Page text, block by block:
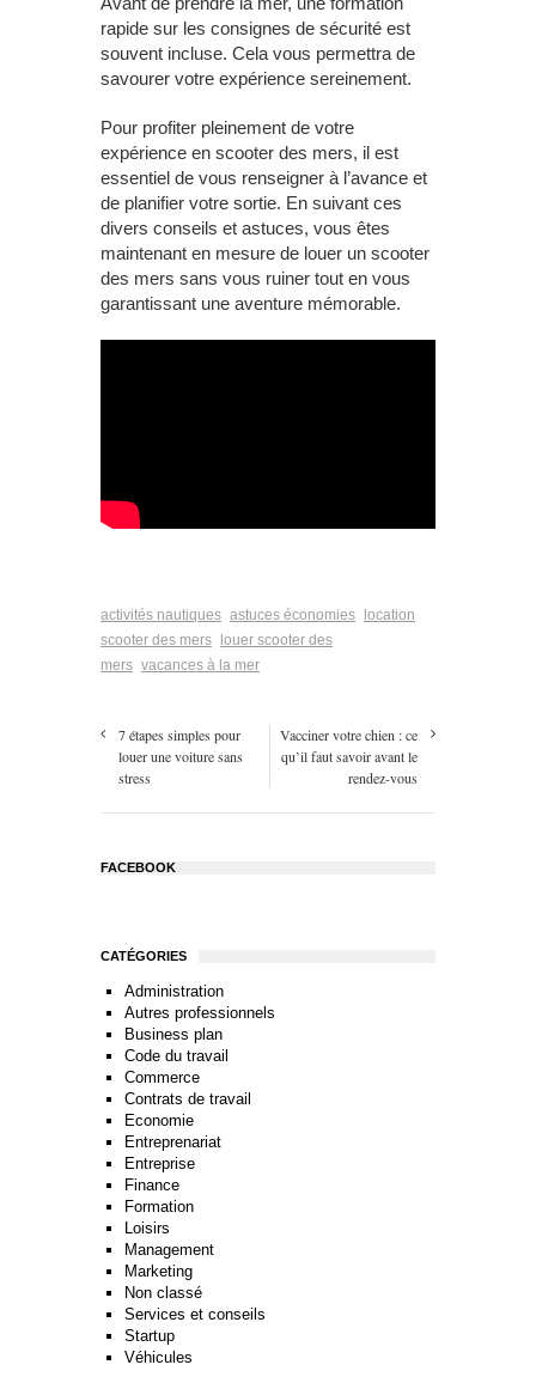
rapide sur les consignes de sécurité est
souvent incluse. Cela vous permettra de
savourer votre expérience sereinement.
Pour profiter pleinement de votre
expérience en scooter des mers, il est
essentiel de vous renseigner à l’avance et
de planifier votre sortie. En suivant ces
divers conseils et astuces, vous êtes
maintenant en mesure de louer un scooter
des mers sans vous ruiner tout en vous
garantissant une aventure mémorable.
activités nautiques astuces économies
location
scooter des mers
louer scooter des
mers vacances à la mer
7 étapes simples pour
louer une voiture sans
stress
Vacciner votre chien : ce
qu’il faut savoir avant le
rendez-vous
FACEBOOK
CATÉGORIES
Administration
Autres professionnels
Business plan
Code du travail
Commerce
Contrats de travail
Economie
Entreprenariat
Entreprise
Finance
Formation
Loisirs
Management
Marketing
Non classé
Services et conseils
Startup
Véhicules